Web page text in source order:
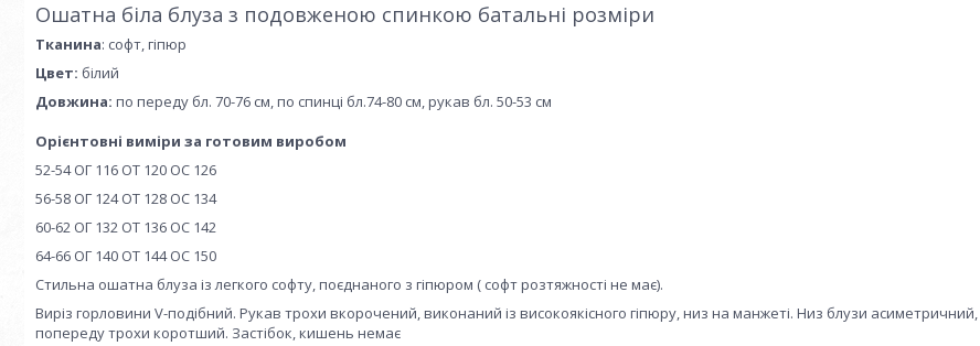
Ошатна біла блуза з подовженою спинкою батальні розміри
Тканина: софт, гіпюр
Цвет: білий
Довжина: по переду бл. 70-76 см, по спинці бл.74-80 см, рукав бл. 50-53 см​​​​​​
Орієнтовні виміри за готовим виробом
52-54 ОГ 116 ОТ 120 ОС 126
56-58 ОГ 124 ОТ 128 ОС 134
60-62 ОГ 132 ОТ 136 ОС 142
64-66 ОГ 140 ОТ 144 ОС 150
Стильна ошатна блуза із легкого софту, поєднаного з гіпюром ( софт розтяжності не має).
Виріз горловини V-подібний. Рукав трохи вкорочений, виконаний із високоякісного гіпюру, низ на манжеті. Низ блузи асиметричний,
попереду трохи коротший. Застібок, кишень немає